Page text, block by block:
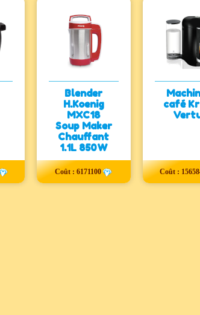
Blender
H.Koenig
MXC18
Soup Maker
Chauffant
1.1L 850W
Coût : 6171100
café
Coût :